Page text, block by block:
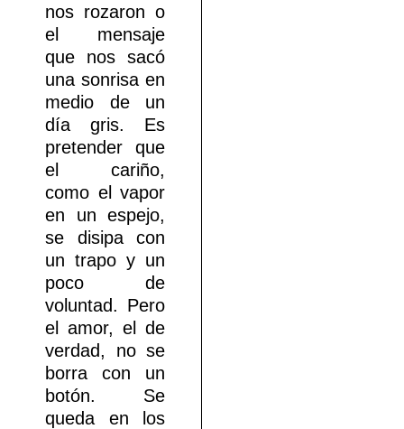
nos rozaron o
el mensaje
que nos sacó
una sonrisa en
medio de un
día gris. Es
pretender que
el cariño,
como el vapor
en un espejo,
se disipa con
un trapo y un
poco de
voluntad. Pero
el amor, el de
verdad, no se
borra con un
botón. Se
queda en los